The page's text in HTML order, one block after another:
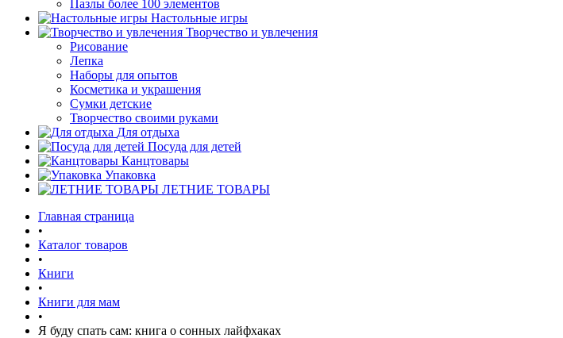
Пазлы более 100 элементов
Настольные игры
Творчество и увлечения
Рисование
Лепка
Наборы для опытов
Косметика и украшения
Сумки детские
Творчество своими руками
Для отдыха
Посуда для детей
Канцтовары
Упаковка
ЛЕТНИЕ ТОВАРЫ
Главная страница
•
Каталог товаров
•
Книги
•
Книги для мам
•
Я буду спать сам: книга о сонных лайфхаках